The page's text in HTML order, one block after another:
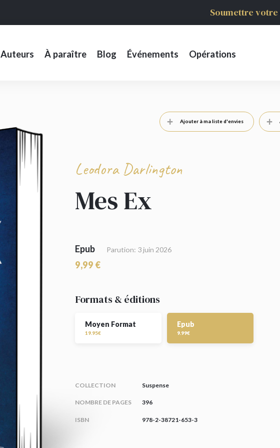
Soumettre
Auteurs À paraître Blog Événements Opérations
Ajouter à ma liste d'envies
Leodora Darlington
Mes Ex
Epub Parution: 3 juin 2026
9,99 €
Formats & éditions
Moyen Format
19.95€
Epub
9.99€
COLLECTION Suspense
NOMBRE DE PAGES 396
ISBN 978-2-38721-653-3